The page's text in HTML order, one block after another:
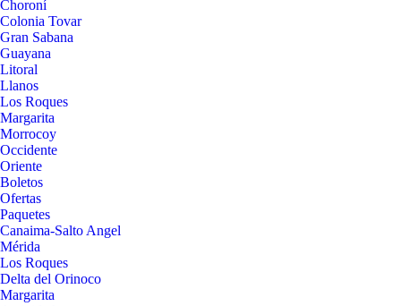
Choroní
Colonia Tovar
Gran Sabana
Guayana
Litoral
Llanos
Los Roques
Margarita
Morrocoy
Occidente
Oriente
Boletos
Ofertas
Paquetes
Canaima-Salto Angel
Mérida
Los Roques
Delta del Orinoco
Margarita